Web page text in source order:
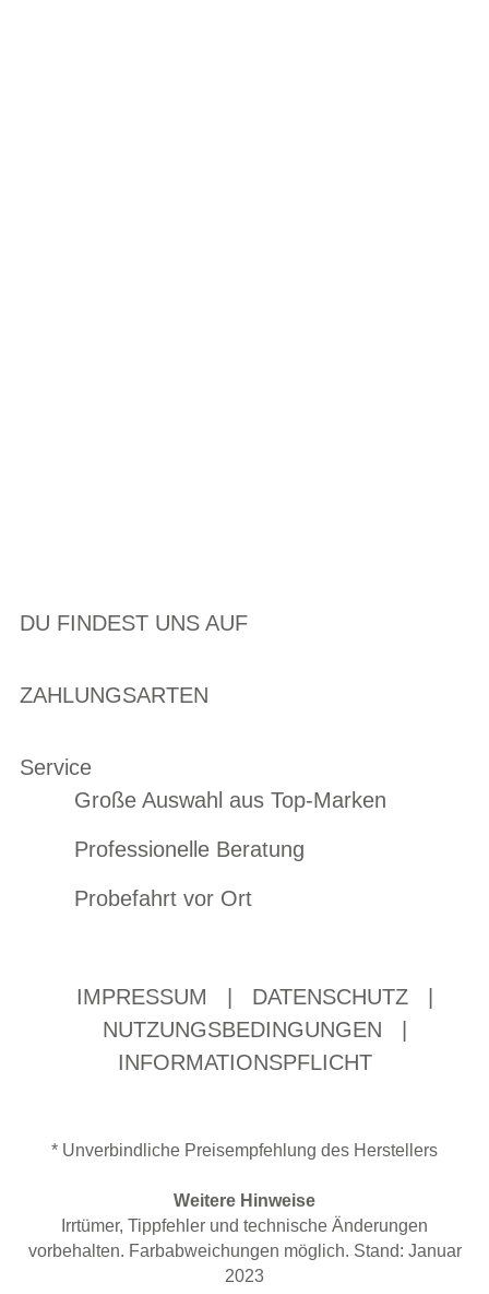
DU FINDEST UNS AUF
ZAHLUNGSARTEN
Service
Große Auswahl aus Top-Marken
Professionelle Beratung
Probefahrt vor Ort
IMPRESSUM DATENSCHUTZ
NUTZUNGSBEDINGUNGEN
INFORMATIONSPFLICHT
* Unverbindliche Preisempfehlung des Herstellers
Weitere Hinweise
Irrtümer, Tippfehler und technische Änderungen
vorbehalten. Farbabweichungen möglich. Stand: Januar
2023